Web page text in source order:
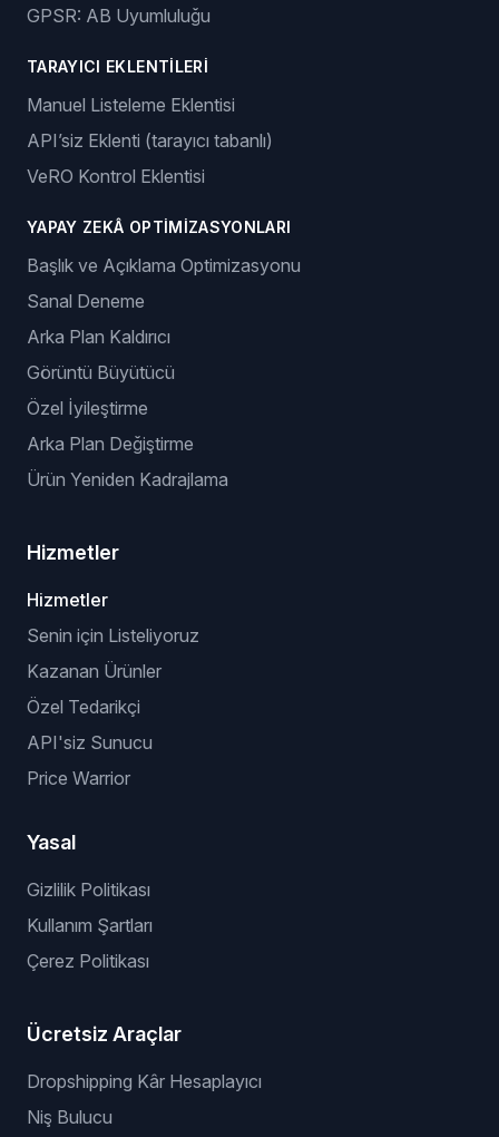
GPSR: AB Uyumluluğu
TARAYICI EKLENTILERI
Manuel Listeleme Eklentisi
API’siz Eklenti (tarayıcı tabanlı)
VeRO Kontrol Eklentisi
YAPAY ZEKÂ OPTIMIZASYONLARI
Başlık ve Açıklama Optimizasyonu
Sanal Deneme
Arka Plan Kaldırıcı
Görüntü Büyütücü
Özel İyileştirme
Arka Plan Değiştirme
Ürün Yeniden Kadrajlama
Hizmetler
Hizmetler
Senin için Listeliyoruz
Kazanan Ürünler
Özel Tedarikçi
API'siz Sunucu
Price Warrior
Yasal
Gizlilik Politikası
Kullanım Şartları
Çerez Politikası
Ücretsiz Araçlar
Dropshipping Kâr Hesaplayıcı
Niş Bulucu